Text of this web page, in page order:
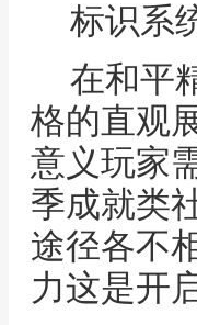
标识系
在和平
格的直观
意义玩家
季成就类
途径各不
力这是开